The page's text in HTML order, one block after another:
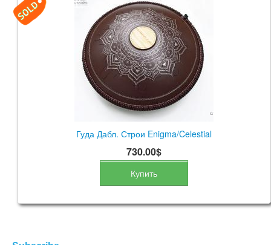
Гуда Дабл. Строи Enigma/Celestial
730.00$
Купить